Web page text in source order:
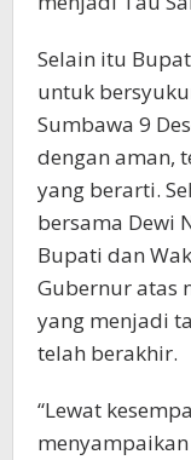
Selain itu
untuk
Sumbawa 9
dengan aman,
yang berarti.
bersama Dewi
Bupati dan
Gubernur atas
yang menjadi
telah berakhir.
“Lewat